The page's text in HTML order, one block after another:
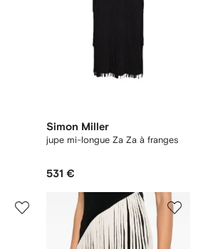
Simon Miller
jupe mi-longue Za Za à franges
531 €